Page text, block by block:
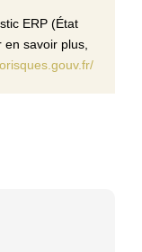
ERP (État
savoir plus,